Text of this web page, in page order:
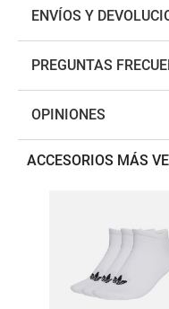
ENVÍOS Y
PREGUNTAS
OPINIONES
ACCESORIOS MÁS